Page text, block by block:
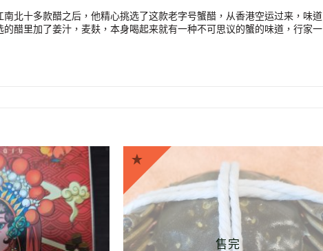
北十多款醋之后，他精心挑选了这款老字号蟹醋，从香港空运过来，味道
醋里加了姜汁，麦麸，本身喝起来就有一种不可思议的蟹的味道，行家一
售完